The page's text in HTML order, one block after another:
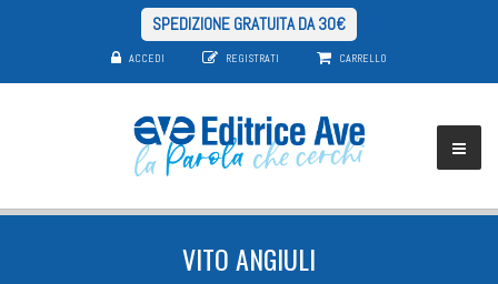
SPEDIZIONE GRATUITA DA 30€
ACCEDI REGISTRATI CARRELLO
VITO ANGIULI